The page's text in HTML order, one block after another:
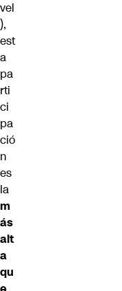
vel
),
est
a
pa
rti
ci
pa
ció
n
es
la
m
ás
alt
a
qu